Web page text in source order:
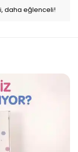
daha eğlenceli!